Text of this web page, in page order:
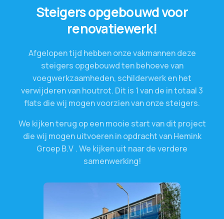
Steigersopgebouwdvoor
renovatiewerk!
Afgelopentijd hebben onzevakmannen deze
steigers opgebouwdten behoevevan
voegwerkzaamheden, schilderwerkenhet
verwijderenvanhoutrot. Dit is 1vande intotaal3
flats diewij mogenvoorzienvanonze steigers.
We kijkenterug op een mooie startvan dit project
diewij mogen uitvoeren in opdrachtvan Hemink
GroepB.V .We kijkenuit naardeverdere
samenwerking!